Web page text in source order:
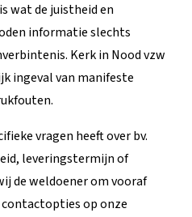
wat de juistheid en
informatie slechts
Kerk in Nood vzw
ingeval van manifeste
vragen heeft over bv.
leveringstermijn of
de weldoener om vooraf
op onze